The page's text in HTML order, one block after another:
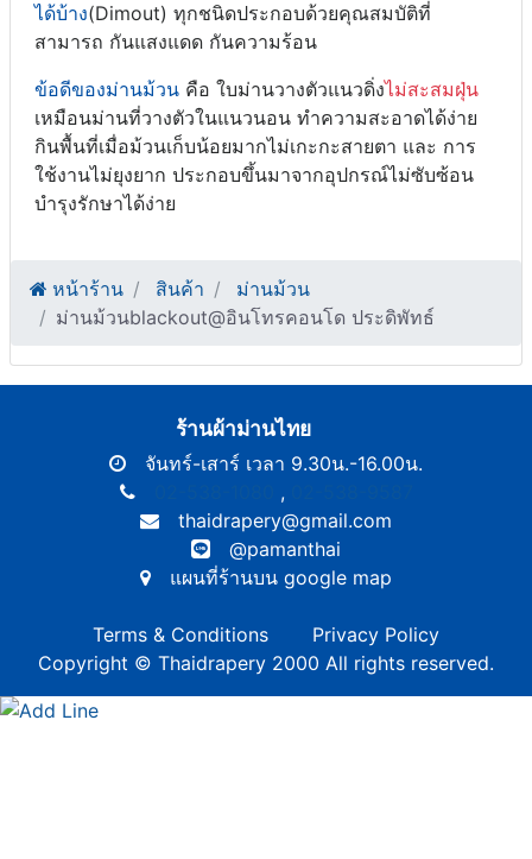
ได้บ้าง(Dimout) ทุกชนิดประกอบด้วยคุณสมบัติที่
สามารถ กันแสงแดด กันความร้อน
ข้อดีของม่านม้วน คือ ใบม่านวางตัวแนวดิ่งไม่สะสมฝุ่น
เหมือนม่านที่วางตัวในแนวนอน ทำความสะอาดได้ง่าย
กินพื้นที่เมื่อม้วนเก็บน้อยมากไม่เกะกะสายตา และ การ
ใช้งานไม่ยุงยาก ประกอบขึ้นมาจากอุปกรณ์ไม่ซับซ้อน
บำรุงรักษาได้ง่าย
หน้าร้าน สินค้า
ม่านม้วน
ม่านม้วนblackout@อินโทรคอนโด ประดิพัทธ์
ร้านผ้าม่านไทย
จันทร์-เสาร์ เวลา 9.30น.-16.00น.
,
thaidrapery@gmail.com
@pamanthai
แผนที่ร้านบน google map
Terms & Conditions
Privacy Policy
Copyright © Thaidrapery 2000 All rights reserved.